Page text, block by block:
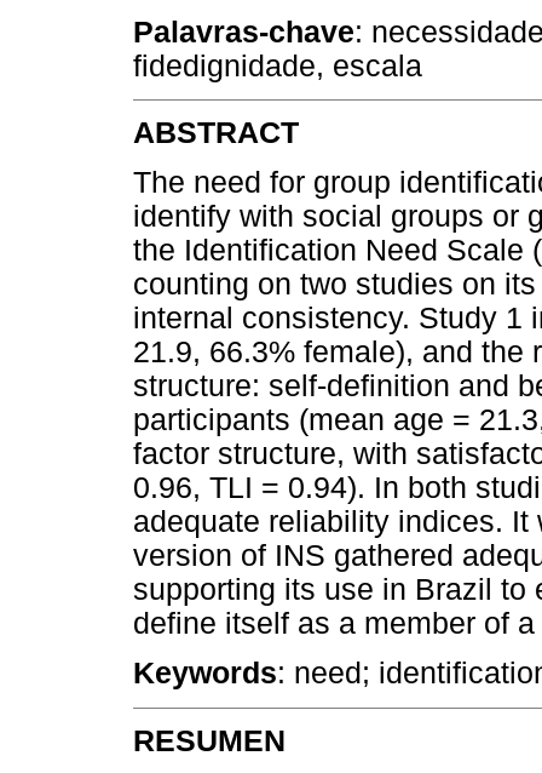
Palavras-chave:
fidedignidade, escala
ABSTRACT
The need for group
identify with social groups or
the Identification Need Scale
counting on two studies on
internal consistency. Study 1
21.9, 66.3% female), and the
structure: self-definition and
participants (mean age =
factor structure, with
0.96, TLI = 0.94). In both
adequate reliability indices.
version of INS gathered
supporting its use in Brazil
define itself as a member of a
Keywords: need;
RESUMEN